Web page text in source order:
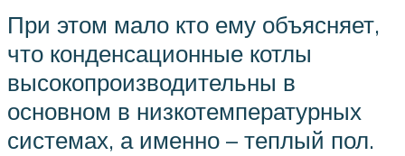
При этом мало кто ему объясняет,
что конденсационные котлы
высокопроизводительны в
основном в низкотемпературных
системах, а именно – теплый пол.